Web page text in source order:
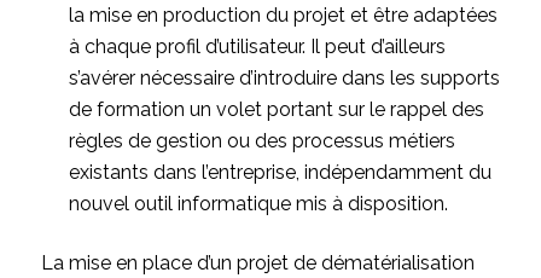
la mise en production du projet et être adaptées
à chaque profil d’utilisateur. Il peut d’ailleurs
s’avérer nécessaire d’introduire dans les supports
de formation un volet portant sur le rappel des
règles de gestion ou des processus métiers
existants dans l’entreprise, indépendamment du
nouvel outil informatique mis à disposition.
La mise en place d’un projet de dématérialisation